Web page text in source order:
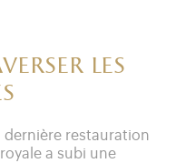
les
dernière restauration
a subi une